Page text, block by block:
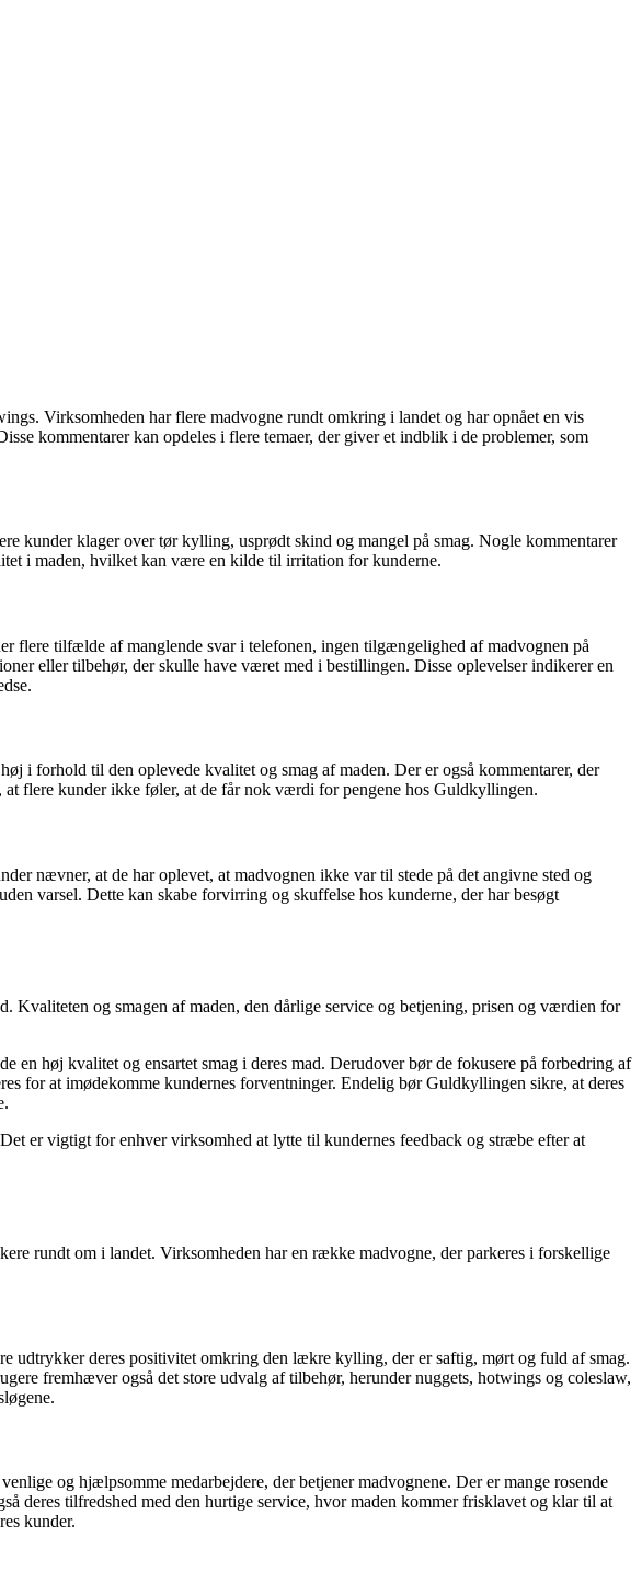
Virksomheden har flere madvogne rundt omkring i landet og har opnået en vis
kommentarer kan opdeles i flere temaer, der giver et indblik i de problemer, som
kunder klager over tør kylling, usprødt skind og mangel på smag. Nogle kommentarer
i maden, hvilket kan være en kilde til irritation for kunderne.
flere tilfælde af manglende svar i telefonen, ingen tilgængelighed af madvognen på
eller tilbehør, der skulle have været med i bestillingen. Disse oplevelser indikerer en
i forhold til den oplevede kvalitet og smag af maden. Der er også kommentarer, der
flere kunder ikke føler, at de får nok værdi for pengene hos Guldkyllingen.
nævner, at de har oplevet, at madvognen ikke var til stede på det angivne sted og
varsel. Dette kan skabe forvirring og skuffelse hos kunderne, der har besøgt
og smagen af maden, den dårlige service og betjening, prisen og værdien for
en høj kvalitet og ensartet smag i deres mad. Derudover bør de fokusere på forbedring af
for at imødekomme kundernes forventninger. Endelig bør Guldkyllingen sikre, at deres
er vigtigt for enhver virksomhed at lytte til kundernes feedback og stræbe efter at
rundt om i landet. Virksomheden har en række madvogne, der parkeres i forskellige
udtrykker deres positivitet omkring den lækre kylling, der er saftig, mørt og fuld af smag.
fremhæver også det store udvalg af tilbehør, herunder nuggets, hotwings og coleslaw,
og hjælpsomme medarbejdere, der betjener madvognene. Der er mange rosende
deres tilfredshed med den hurtige service, hvor maden kommer frisklavet og klar til at
kunder.